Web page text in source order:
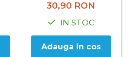
30,90 RON
IN STOC
Adauga in cos